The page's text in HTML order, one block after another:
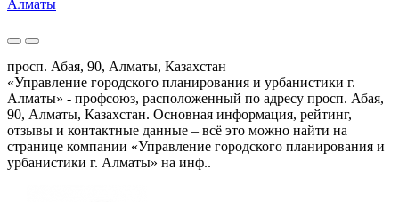
Алматы
просп. Абая, 90, Алматы, Казахстан
«Управление городского планирования и урбанистики г.
Алматы» - профсоюз, расположенный по адресу просп. Абая,
90, Алматы, Казахстан. Основная информация, рейтинг,
отзывы и контактные данные – всё это можно найти на
странице компании «Управление городского планирования и
урбанистики г. Алматы» на инф..